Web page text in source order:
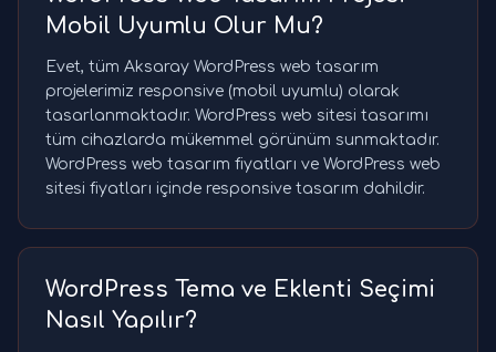
Mobil Uyumlu Olur Mu?
Evet, tüm Aksaray WordPress web tasarım
projelerimiz responsive (mobil uyumlu) olarak
tasarlanmaktadır. WordPress web sitesi tasarımı
tüm cihazlarda mükemmel görünüm sunmaktadır.
WordPress web tasarım fiyatları ve WordPress web
sitesi fiyatları içinde responsive tasarım dahildir.
WordPress Tema ve Eklenti Seçimi
Nasıl Yapılır?